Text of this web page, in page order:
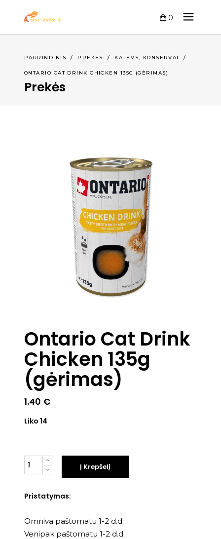
0
PAGRINDINIS / PREKĖS / KATĖMS, KONSERVAI /
ONTARIO CAT DRINK CHICKEN 135G (GĖRIMAS)
Prekės
Ontario Cat Drink
Chicken 135g
(gėrimas)
1.40 €
Liko 14
Kiekis
Į Krepšelį
Pristatymas:
Omniva paštomatu 1-2 d.d.
Venipak paštomatu 1-2 d.d.